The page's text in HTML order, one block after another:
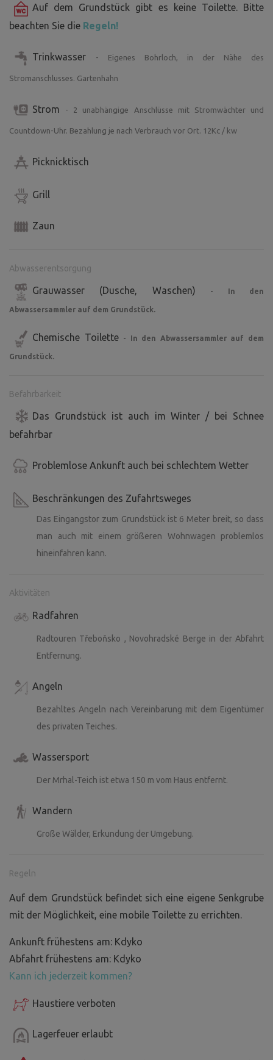
Auf dem Grundstück gibt es keine Toilette. Bitte
beachten Sie die Regeln!
Trinkwasser - Eigenes Bohrloch, in der Nähe des
Stromanschlusses. Gartenhahn
Strom - 2 unabhängige Anschlüsse mit Stromwächter und
Countdown-Uhr. Bezahlung je nach Verbrauch vor Ort. 12Kc / kw
Picknicktisch
Grill
Zaun
Abwasserentsorgung
Grauwasser (Dusche, Waschen) - In den
Abwassersammler auf dem Grundstück.
Chemische Toilette - In den Abwassersammler auf dem
Grundstück.
Befahrbarkeit
Das Grundstück ist auch im Winter / bei Schnee
befahrbar
Problemlose Ankunft auch bei schlechtem Wetter
Beschränkungen des Zufahrtsweges
Das Eingangstor zum Grundstück ist 6 Meter breit, so dass
man auch mit einem größeren Wohnwagen problemlos
hineinfahren kann.
Aktivitäten
Radfahren
Radtouren Třeboňsko , Novohradské Berge in der Abfahrt
Entfernung.
Angeln
Bezahltes Angeln nach Vereinbarung mit dem Eigentümer
des privaten Teiches.
Wassersport
Der Mrhal-Teich ist etwa 150 m vom Haus entfernt.
Wandern
Große Wälder, Erkundung der Umgebung.
Regeln
Auf dem Grundstück befindet sich eine eigene Senkgrube
mit der Möglichkeit, eine mobile Toilette zu errichten.
Ankunft frühestens am: Kdyko
Abfahrt frühestens am: Kdyko
Kann ich jederzeit kommen?
Haustiere verboten
Lagerfeuer erlaubt